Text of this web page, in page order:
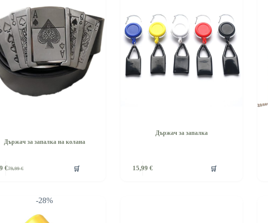
Държач за запалка на колана
79,99€
Original
€
Текущата
🛒
Държач за запалка
15,99 € 🛒
-28%